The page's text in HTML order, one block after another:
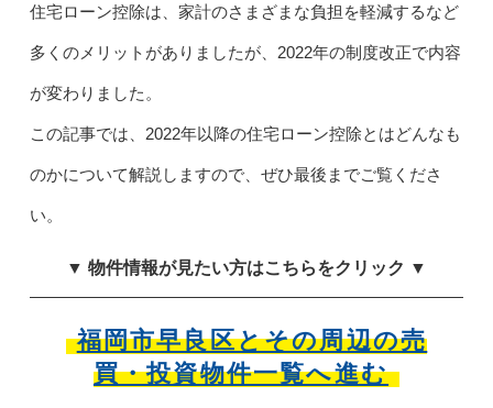
住宅ローン控除は、家計のさまざまな負担を軽減するなど
多くのメリットがありましたが、2022年の制度改正で内容
が変わりました。
この記事では、2022年以降の住宅ローン控除とはどんなも
のかについて解説しますので、ぜひ最後までご覧くださ
い。
▼ 物件情報が見たい方はこちらをクリック ▼
福岡市早良区とその周辺の売
買・投資物件一覧へ進む